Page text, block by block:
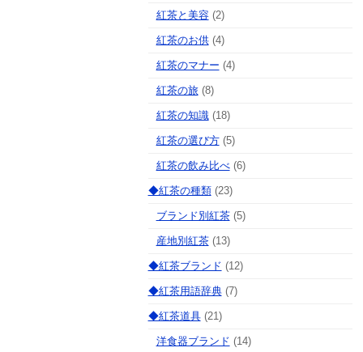
紅茶と美容(2)
紅茶のお供(4)
紅茶のマナー (4)
紅茶の旅(8)
紅茶の知識(18)
紅茶の選び方(5)
紅茶の飲み比べ(6)
◆紅茶の種類(23)
ブランド別紅茶(5)
産地別紅茶(13)
◆紅茶ブランド (12)
◆紅茶用語辞典(7)
◆紅茶道具(21)
洋食器ブランド (14)